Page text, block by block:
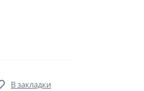
В закладки